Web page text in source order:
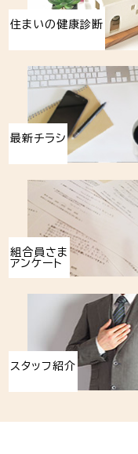
住まいの健康診断
最新チラシ
組合員さま
アンケート
スタッフ紹介